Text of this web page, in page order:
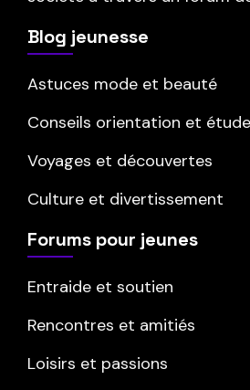
Blog jeunesse
Astuces mode et beauté
Conseils orientation et
Voyages et découvertes
Culture et divertissement
Forums pour jeunes
Entraide et soutien
Rencontres et amitiés
Loisirs et passions